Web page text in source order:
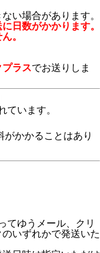
い場合があります。
日数がかかります。
。
ラスでお送りしま
ています。
かかることはあり
てゆうメール、クリ
いずれかで発送いた